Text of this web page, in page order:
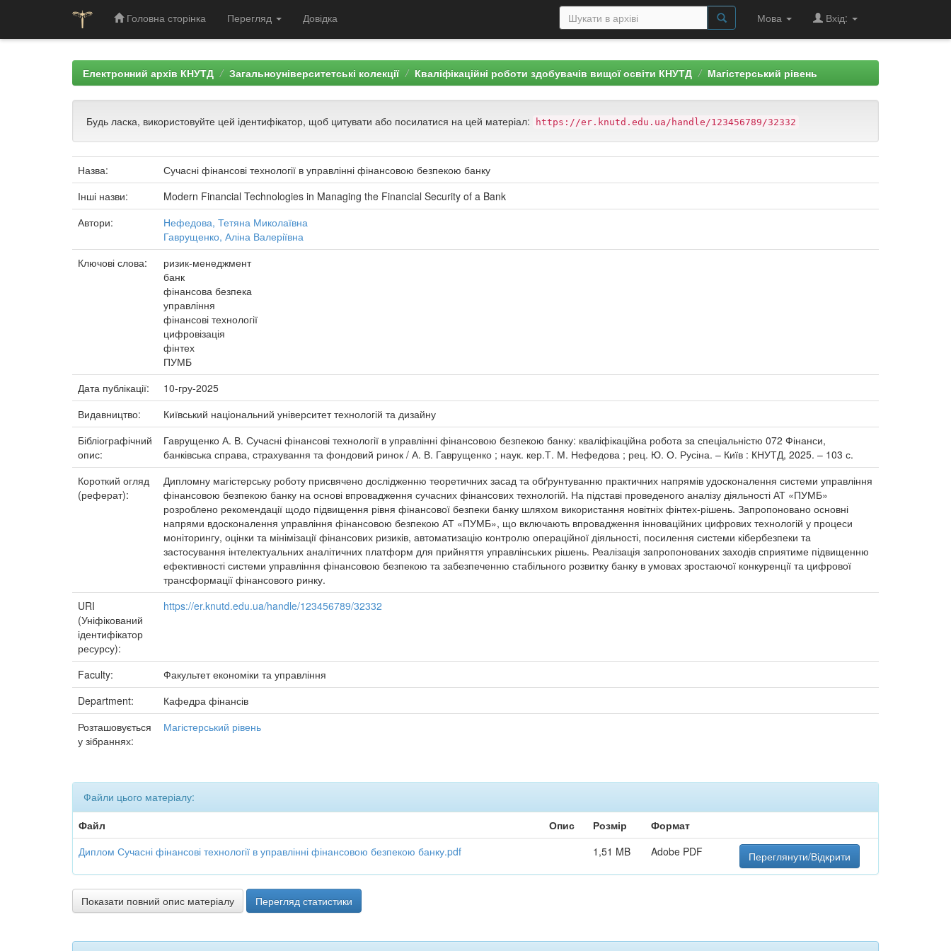
Головна сторінка Перегляд Довідка Мова Вхід:
Електронний архів КНУТД Загальноуніверситетські колекції Кваліфікаційні роботи здобувачів вищої освіти КНУТД Магістерський рівень
Будь ласка, використовуйте цей ідентифікатор, щоб цитувати або посилатися на цей матеріал: https://er.knutd.edu.ua/handle/123456789/32332
Назва:
Сучасні фінансові технології в управлінні фінансовою безпекою банку
Інші назви:
Modern Financial Technologies in Managing the Financial Security of a Bank
Автори:
Нефедова, Тетяна Миколаївна
Гаврущенко, Аліна Валеріївна
Ключові слова:
ризик-менеджмент
банк
фінансова безпека
управління
фінансові технології
цифровізація
фінтех
ПУМБ
Дата публікації:
10-гру-2025
Видавництво:
Київський національний університет технологій та дизайну
Бібліографічний
опис:
Гаврущенко А. В. Сучасні фінансові технології в управлінні фінансовою безпекою банку: кваліфікаційна робота за спеціальністю 072 Фінанси,
банківська справа, страхування та фондовий ринок / А. В. Гаврущенко ; наук. кер.Т. М. Нефедова ; рец. Ю. О. Русіна. – Київ : КНУТД, 2025. – 103 с.
Короткий огляд
(реферат):
Дипломну магістерську роботу присвячено дослідженню теоретичних засад та обґрунтуванню практичних напрямів удосконалення системи управління
фінансовою безпекою банку на основі впровадження сучасних фінансових технологій. На підставі проведеного аналізу діяльності АТ «ПУМБ»
розроблено рекомендації щодо підвищення рівня фінансової безпеки банку шляхом використання новітніх фінтех-рішень. Запропоновано основні
напрями вдосконалення управління фінансовою безпекою АТ «ПУМБ», що включають впровадження інноваційних цифрових технологій у процеси
моніторингу, оцінки та мінімізації фінансових ризиків, автоматизацію контролю операційної діяльності, посилення системи кібербезпеки та
застосування інтелектуальних аналітичних платформ для прийняття управлінських рішень. Реалізація запропонованих заходів сприятиме підвищенню
ефективності системи управління фінансовою безпекою та забезпеченню стабільного розвитку банку в умовах зростаючої конкуренції та цифрової
трансформації фінансового ринку.
URI
(Уніфікований
ідентифікатор
ресурсу):
https://er.knutd.edu.ua/handle/123456789/32332
Faculty:
Факультет економіки та управління
Department:
Кафедра фінансів
Розташовується
у зібраннях:
Магістерський рівень
Файли цього матеріалу:
Файл
Опис Розмір
Формат
Диплом Сучасні фінансові технології в управлінні фінансовою безпекою банку.pdf
1,51 MB Adobe PDF Переглянути/Відкрити
Показати повний опис матеріалу Перегляд статистики